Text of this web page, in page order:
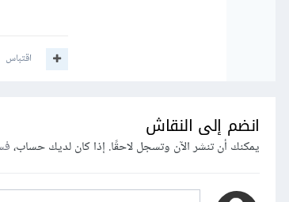
اقتباس
انضم إلى النقاش
يمكنك أن تنشر الآن وتسجل لاحقًا. إذا كان لديك حساب،